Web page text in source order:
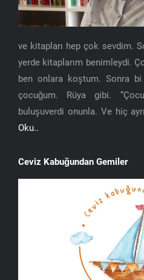
ve kitapları hep çok sevdim.
yerde kitaplarım benimleydi.
ben onlara koştum. Sonra bi
çocuğum. Rüya gibi.
buluşuverdi onunla. Ve hiç
Oku..
Ceviz Kabuğundan Gemiler